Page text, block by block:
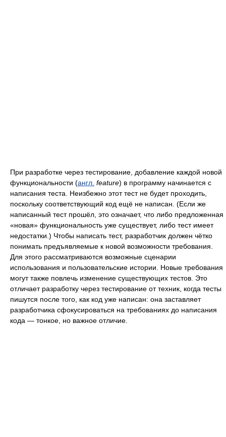
При разработке через тестирование, добавление каждой новой
функциональности (англ. feature) в программу начинается с
написания теста. Неизбежно этот тест не будет проходить,
поскольку соответствующий код ещё не написан. (Если же
написанный тест прошёл, это означает, что либо предложенная
«новая» функциональность уже существует, либо тест имеет
недостатки.) Чтобы написать тест, разработчик должен чётко
понимать предъявляемые к новой возможности требования.
Для этого рассматриваются возможные сценарии
использования и пользовательские истории. Новые требования
могут также повлечь изменение существующих тестов. Это
отличает разработку через тестирование от техник, когда тесты
пишутся после того, как код уже написан: она заставляет
разработчика сфокусироваться на требованиях до написания
кода — тонкое, но важное отличие.